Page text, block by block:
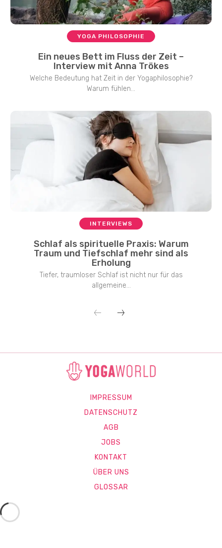
YOGA PHILOSOPHIE
Ein neues Bett im Fluss der Zeit –
Interview mit Anna Trökes
Welche Bedeutung hat Zeit in der Yogaphilosophie?
Warum fühlen...
INTERVIEWS
Schlaf als spirituelle Praxis: Warum
Traum und Tiefschlaf mehr sind als
Erholung
Tiefer, traumloser Schlaf ist nicht nur für das
allgemeine...
IMPRESSUM
DATENSCHUTZ
AGB
JOBS
KONTAKT
ÜBER UNS
GLOSSAR